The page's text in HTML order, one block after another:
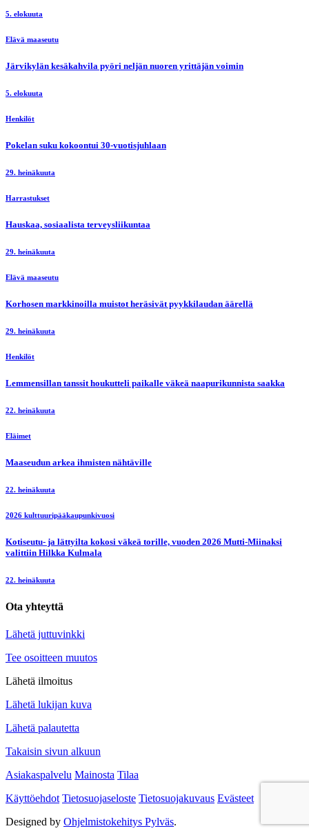
5. elokuuta
Elävä maaseutu
Järvikylän kesäkahvila pyöri neljän nuoren yrittäjän voimin
5. elokuuta
Henkilöt
Pokelan suku kokoontui 30-vuotisjuhlaan
29. heinäkuuta
Harrastukset
Hauskaa, sosiaalista terveysliikuntaa
29. heinäkuuta
Elävä maaseutu
Korhosen markkinoilla muistot heräsivät pyykkilaudan äärellä
29. heinäkuuta
Henkilöt
Lemmensillan tanssit houkutteli paikalle väkeä naapurikunnista saakka
22. heinäkuuta
Eläimet
Maaseudun arkea ihmisten nähtäville
22. heinäkuuta
2026 kulttuuripääkaupunkivuosi
Kotiseutu- ja lättyilta kokosi väkeä torille, vuoden 2026 Mutti-Miinaksi
valittiin Hilkka Kulmala
22. heinäkuuta
Ota yhteyttä
Lähetä juttuvinkki
Tee osoitteen muutos
Lähetä ilmoitus
Lähetä lukijan kuva
Lähetä palautetta
Takaisin sivun alkuun
Asiakaspalvelu Mainosta Tilaa
Käyttöehdot Tietosuojaseloste Tietosuojakuvaus Evästeet
Designed by Ohjelmistokehitys Pylväs.